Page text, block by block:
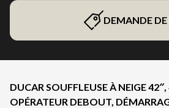
DEMANDE DE
DUCAR SOUFFLEUSE À NEIGE
OPÉRATEUR DEBOUT,